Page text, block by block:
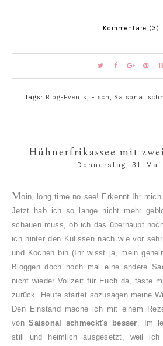
Kommentare (3)
Tags: Blog-Events, Fisch, Saisonal
Hühnerfrikassee mit
Donnerstag, 31. Mai
Moin, long time no see! Erkennt Ihr mich
Jetzt hab ich so lange nicht mehr
schauen muss, ob ich das überhaupt
ich hinter den Kulissen nach wie vor
und Kochen bin (Ihr wisst ja, mein
Bloggen doch noch mal eine andere
nicht wieder Vollzeit für Euch da, taste
zurück. Heute startet sozusagen meine
Den Einstand mache ich mit einem
vonSaisonal schmeckt's besser. Im
still und heimlich ausgesetzt, weil